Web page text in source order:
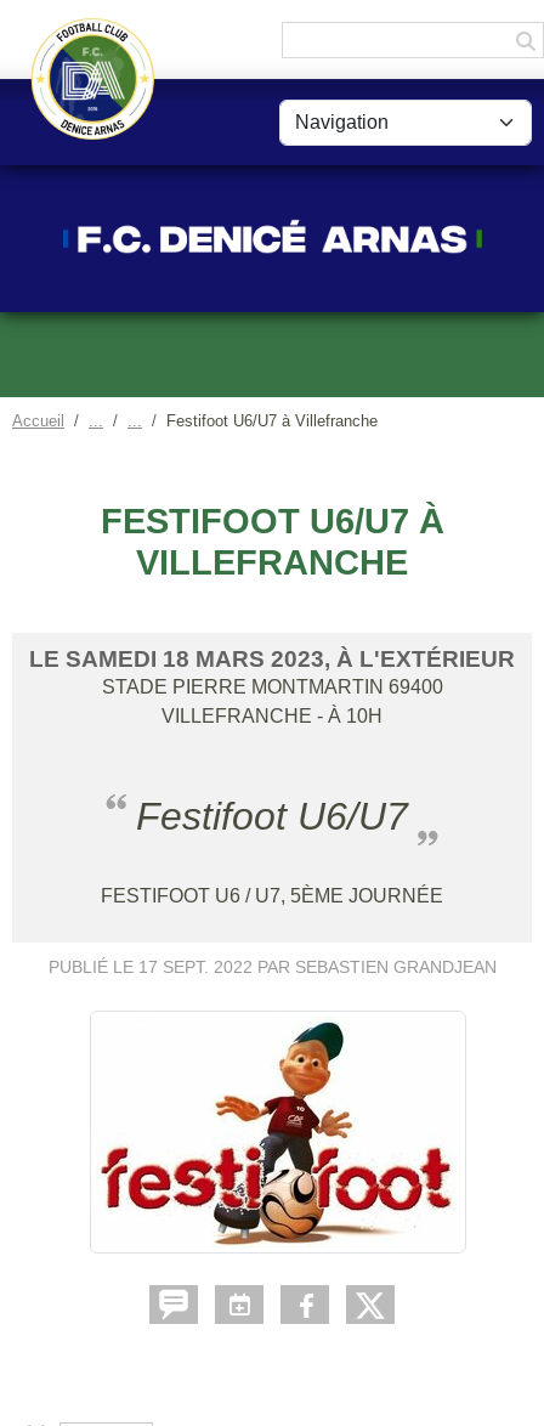
Accueil Festifoot U6/U7 à Villefranche
FESTIFOOT U6/U7 À
VILLEFRANCHE
LE SAMEDI 18 MARS 2023, À L'EXTÉRIEUR
STADE PIERRE MONTMARTIN 69400
VILLEFRANCHE - À 10H
Festifoot U6/U7
FESTIFOOT U6 / U7, 5ÈME JOURNÉE
PUBLIÉ LE 17 SEPT. 2022 PAR SEBASTIEN GRANDJEAN
Panneau de gestion des cookies